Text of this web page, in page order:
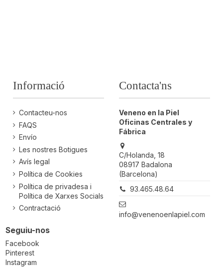
Informació
Contacteu-nos
FAQS
Envío
Les nostres Botigues
Avís legal
Política de Cookies
Política de privadesa i
Política de Xarxes Socials
Contractació
Contacta'ns
Veneno en la Piel
Oficinas Centrales y
Fábrica
C/Holanda, 18
08917 Badalona
(Barcelona)
93.465.48.64
info@venenoenlapiel.com
Seguiu-nos
Facebook
Pinterest
Instagram